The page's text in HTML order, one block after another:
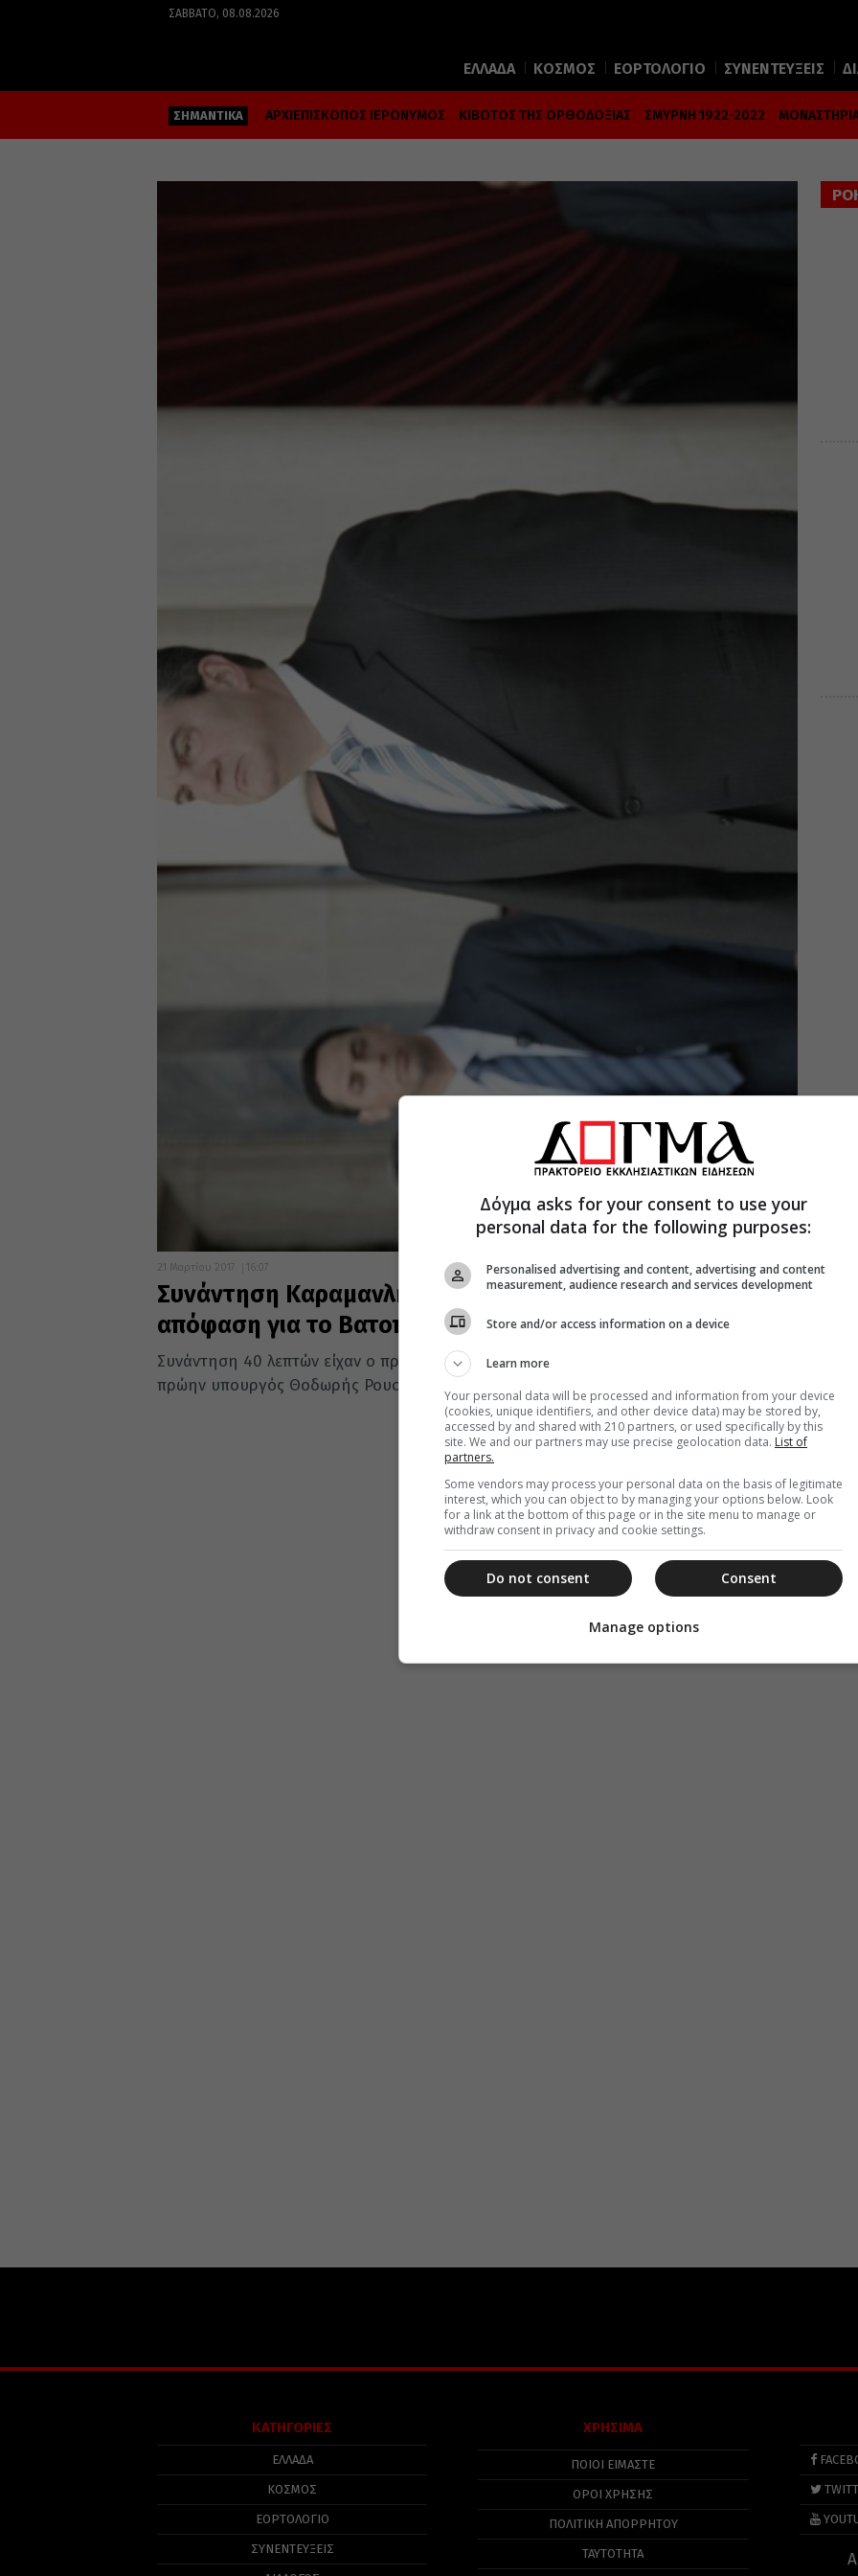
ΣΆΒΒΑΤΟ, 08.08.2026
ΕΛΛΑΔΑ ΚΟΣΜΟΣ ΕΟΡΤΟΛΟΓΙΟ ΣΥΝΕΝΤΕΥΞΕΙΣ
ΣΗΜΑΝΤΙΚΑ ΑΡΧΙΕΠΙΣΚΟΠΟΣ ΙΕΡΩΝΥΜΟΣ ΚΙΒΩΤΟΣ ΤΗΣ ΟΡΘΟΔΟΞΙΑΣ ΣΜΥΡΝΗ 1922-2022
21 Μαρτίου 2017 16:07
Συνάντηση Καραμανλή – Ρουσόπουλου μετά την
απόφαση για το Βατοπαίδι
Συνάντηση 40 λεπτών είχαν ο πρώην πρωθυπουργός Κώστας Καραμανλής και ο
πρώην υπουργός Θοδωρής Ρουσόπουλος, στον απόηχο της αθωωτικής...
ΚΑΤΗΓΟΡΙΕΣ
ΕΛΛΑΔΑ
ΚΟΣΜΟΣ
ΕΟΡΤΟΛΟΓΙΟ
ΣΥΝΕΝΤΕΥΞΕΙΣ
ΧΡΗΣΙΜΑ
ΠΟΙΟΙ ΕΙΜΑΣΤΕ
ΟΡΟΙ ΧΡΗΣΗΣ
ΠΟΛΙΤΙΚΉ ΑΠΟΡΡΉΤΟΥ
ΤΑΥΤΟΤΗΤΑ
Δόγμα asks for your consent to use your
personal data for the following purposes:
Personalised advertising and content, advertising and content
measurement, audience research and services development
Store and/or access information on a device
Learn more
Your personal data will be processed and information from your device
(cookies, unique identifiers, and other device data) may be stored by,
accessed by and shared with 210 partners, or used specifically by this
site. We and our partners may use precise geolocation data. List of
partners.
Some vendors may process your personal data on the basis of legitimate
interest, which you can object to by managing your options below. Look
for a link at the bottom of this page or in the site menu to manage or
withdraw consent in privacy and cookie settings.
Consent
Do not consent
Manage options